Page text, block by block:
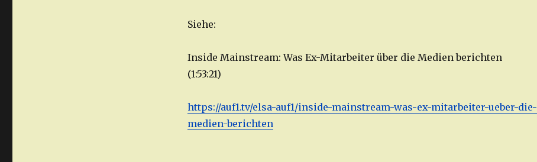
Siehe:
Inside Mainstream: Was Ex-Mitarbeiter über die Medien berichten
(1:53:21)
https://auf1.tv/elsa-auf1/inside-mainstream-was-ex-mitarbeiter-ueber-die-
medien-berichten